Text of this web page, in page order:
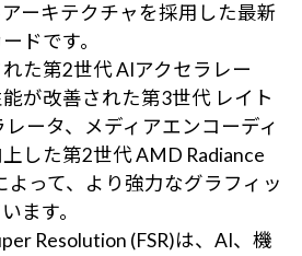
ーキテクチャを採用した最新
ドです。
た第2世代 AIアクセラレー
が改善された第3世代 レイト
レータ、メディアエンコーディ
した第2世代 AMD Radiance
よって、より強力なグラフィッ
ます。
Resolution (FSR)は、AI、機